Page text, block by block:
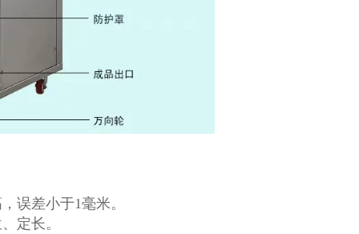
误差小于1毫米。
定长。